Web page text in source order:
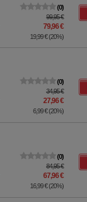
0
99,95 €
79,96 €
19,99 €(20%)
0
34,95 €
27,96 €
6,99 €(20%)
0
84,95 €
67,96 €
16,99 €(20%)